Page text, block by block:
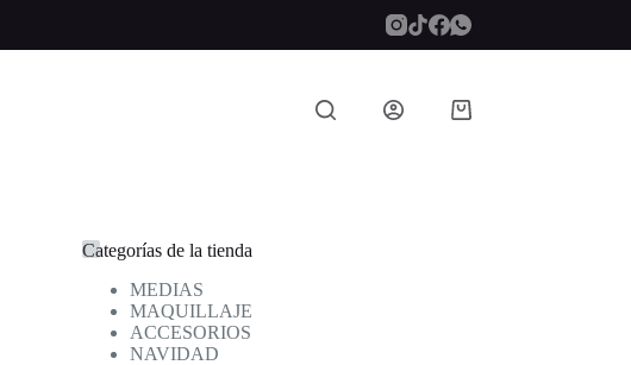
Carro
Categorías de la tienda
MEDIAS
MAQUILLAJE
ACCESORIOS
NAVIDAD